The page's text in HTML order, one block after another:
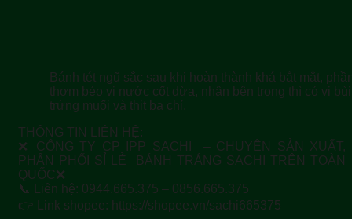
Bánh tét ngũ sắc sau khi hoàn thành khá bắt mắt,
thơm béo vị nước cốt dừa, nhân bên trong thì có vị
trứng muối và thịt ba chỉ.
THÔNG TIN LIÊN HỆ:
❌ CÔNG TY CP IPP SACHI – CHUYÊN SẢN XUẤT,
PHÂN PHỐI SỈ LẺ BÁNH TRÁNG SACHI TRÊN TOÀN
QUỐC❌
📞 Liên hệ: 0944.665.375 – 0856.665.375
👉 Link shopee: https://shopee.vn/sachi665375